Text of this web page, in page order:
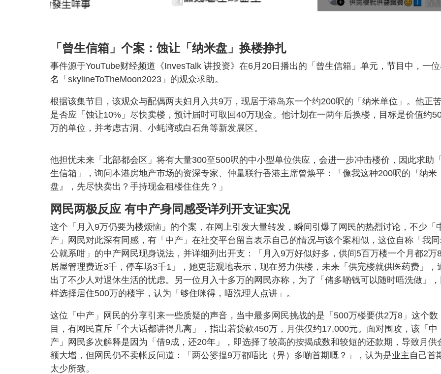
「曾生信箱」个案：蚀让「纳米盘」换楼挣扎
事件源于YouTube财经频道《InvesTalk 讲投资》在6月20日播出的「曾生信箱」单元，节目中，一
名「skylineToTheMoon2023」的观众求助。
根据该集节目，该观众与配偶两夫妇月入共9万，现居于港岛东一个约200呎的「纳米单位」。他正
是否应「蚀让10%」尽快卖楼，预计届时可取回40万现金。他计划在一两年后换楼，目标是价值约
万的单位，并考虑古洞、小蚝湾或白石角等新发展区。
他担忧未来「北部都会区」将有大量300至500呎的中小型单位供应，会进一步冲击楼价，因此求助
生信箱」，询问本港房地产市场的资深专家、仲量联行香港主席曾焕平：「像我这种200呎的『纳米
盘』，先尽快卖出？手持现金租楼住住先？」
网民两极反应 有中产身同感受详列开支证实况
这个「月入9万仍要为楼烦恼」的个案，在网上引发大量转发，瞬间引爆了网民的热烈讨论，不少「
产」网民对此深有同感，有「中产」在社交平台留言表示自己的情况与该个案相似，这位自称「我
公就系咁」的中产网民现身说法，并详细列出开支：「月入9万好似好多，供间5百万楼一个月都2万8
居屋管理费近3千，停车场3千1」，她更悲观地表示，现在努力供楼，未来「供完楼就供医药费」，
出了不少人对退休生活的忧虑。另一位月入十多万的网民亦称，为了「储多啲钱可以随时唔洗做」，
样选择居住500万的楼宇，认为「够住咪得，唔洗理人点讲」。
这位「中产」网民的分享引来一些质疑的声音，当中最多网民挑战的是「500万楼要供2万8」这个数
目，有网民直斥「个大话都讲得几离」，指出若贷款450万，月供仅约17,000元。面对围攻，该「中
产」网民多次解释是因为「借9成，还20年」，即选择了较高的按揭成数和较短的还款期，导致月供
额大增，但网民仍不卖帐反问道：「两公婆揾9万都唔比（畀）多啲首期嘅？」，认为是业主自己首
太少所致。